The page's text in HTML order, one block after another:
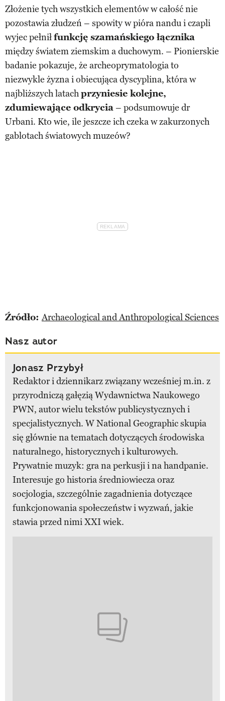
Złożenie tych wszystkich elementów w całość nie
pozostawia złudzeń – spowity w pióra nandu i czapli
wyjec pełniłfunkcję szamańskiego łącznika
między światem ziemskim a duchowym. – Pionierskie
badanie pokazuje, że archeoprymatologia to
niezwykle żyzna i obiecująca dyscyplina, która w
najbliższych latachprzyniesie kolejne,
zdumiewające odkrycia– podsumowuje dr
Urbani. Kto wie, ile jeszcze ich czeka w zakurzonych
gablotach światowych muzeów?
Źródło:Archaeological and Anthropological Sciences
Nasz autor
Jonasz Przybył
Redaktor i dziennikarz związany wcześniej m.in. z
przyrodniczą gałęzią Wydawnictwa Naukowego
PWN, autor wielu tekstów publicystycznych i
specjalistycznych. W National Geographic skupia
się głównie na tematach dotyczących środowiska
naturalnego, historycznych i kulturowych.
Prywatnie muzyk: gra na perkusji i na handpanie.
Interesuje go historia średniowiecza oraz
socjologia, szczególnie zagadnienia dotyczące
funkcjonowania społeczeństw i wyzwań, jakie
stawia przed nimi XXI wiek.